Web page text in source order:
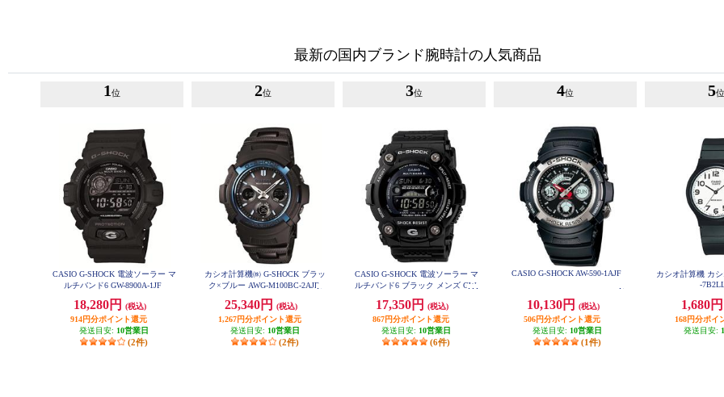
最新の国内ブランド腕時計の人気商品
1 位
CASIO G-SHOCK 電波ソーラー マ
ルチバンド6 GW-8900A-1JF
18,280円
(税込)
914円分ポイント還元
発送目安: 10営業日
(2件)
2位
カシオ計算機㈱ G-SHOCK ブラッ
ク×ブルー AWG-M100BC-2AJF
25,340円
(税込)
1,267円分ポイント還元
発送目安: 10営業日
(2件)
3位
CASIO G-SHOCK 電波ソーラー マ
ルチバンド6 ブラック メンズ GW-
17,350円
(税込)
867円分ポイント還元
発送目安: 10営業日
(6件)
4位
CASIO G-SHOCK AW-590-1AJF
10,130円
(税込)
506円分ポイント還元
発送目安: 10営業日
(1件)
5位
カシオ計算機 カ
-
1,680円
168円分ポイ
発送目安: